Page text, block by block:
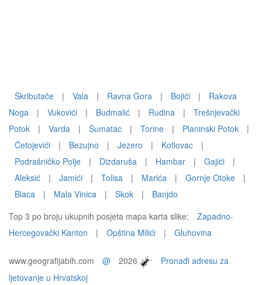
Škributače | Vala | Ravna Gora | Bojići |
Rakova
Noga
| Vukovići | Budmalić | Rudina |
Trešnjevački
Potok
| Varda | Šumatac | Torine | Planinski Potok
|
Ćetojevići
| Bezujno | Jezero | Kotlovac
|
Podrašničko Polje
| Dizdaruša | Hambar | Gajići
|
Aleksić
| Jamići | Tolisa | Marića | Gornje Otoke
|
Blaca
| Mala Vinica | Skok |
Banjdo
Top 3 po broju ukupnih posjeta mapa karta slike:
Zapadno-
Hercegovački Kanton
| Opština Milići | Gluhovina
www.geografijabih.com @ 2026
Pronađi adresu za
ljetovanje u Hrvatskoj